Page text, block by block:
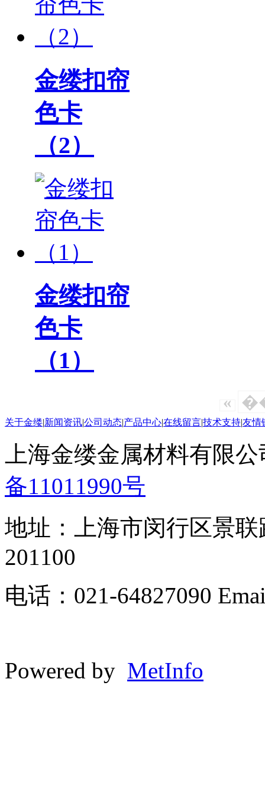
金缕扣帘
色卡
（2）
金缕扣帘
色卡
（1）
«
关于金缕|新闻资讯|公司动态|产品中心|在线留言|技术支持|友情
上海金缕金属材料有限
备11011990号
地址：上海市闵行区景
201100
电话：021-64827090
Powered by MetInfo